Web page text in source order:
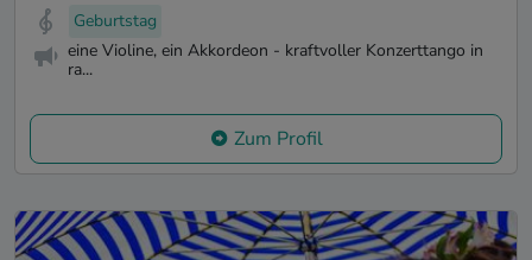
Geburtstag
eine Violine, ein Akkordeon - kraftvoller Konzerttango in
ra...
Zum Profil